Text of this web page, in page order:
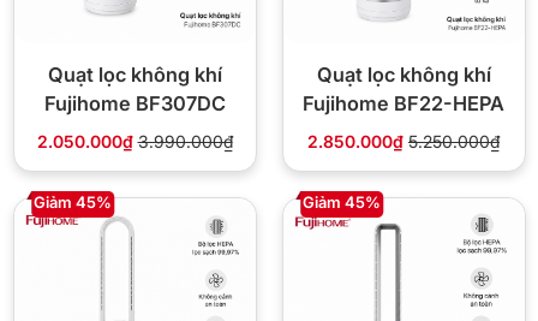
Quạt lọc không khí
Fujihome BF307DC
2.050.000₫ 3.990.000₫
Quạt lọc không khí
Fujihome BF22-HEPA
2.850.000₫ 5.250.000₫
Giảm 45% Giảm 45%